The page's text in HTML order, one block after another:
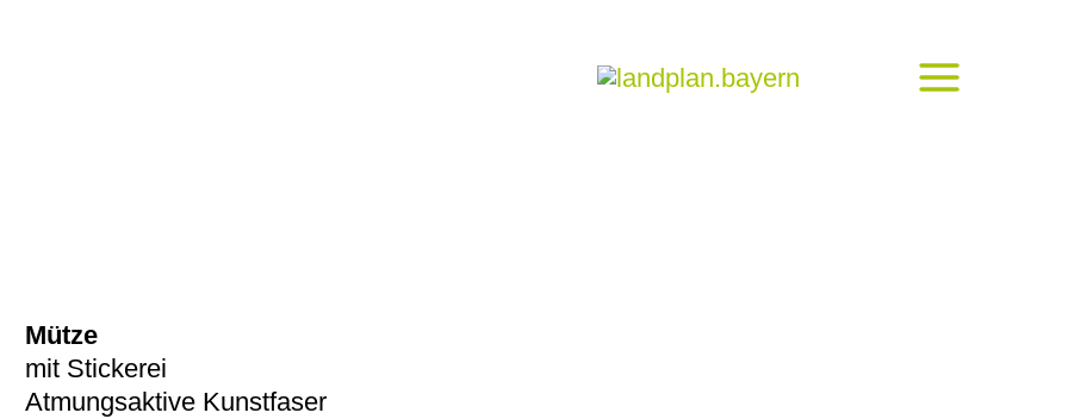
Mütze
mit Stickerei
Atmungsaktive Kunstfaser